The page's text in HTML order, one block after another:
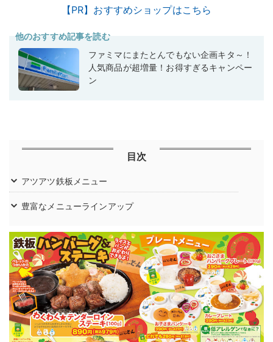
【PR】おすすめショップはこちら
他のおすすめ記事を読む
ファミマにまたとんでもない企画キタ～！
人気商品が超増量！お得すぎるキャンペー
ン
目次
アツアツ鉄板メニュー
豊富なメニューラインアップ